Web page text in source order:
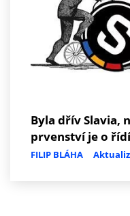
Byla dřív Slavia,
prvenství je o
FILIP BLÁHA